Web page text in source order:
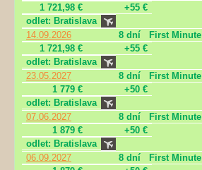
1 721,98 €
+55 €
odlet: Bratislava
14.09.2026
8 dní
First Minute
1 721,98 €
+55 €
odlet: Bratislava
23.05.2027
8 dní
First Minute
1 779 €
+50 €
odlet: Bratislava
07.06.2027
8 dní
First Minute
1 879 €
+50 €
odlet: Bratislava
06.09.2027
8 dní
First Minute